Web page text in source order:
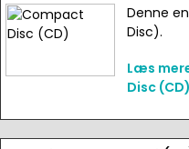
Denne
Disc).
Læs
Disc (CD)